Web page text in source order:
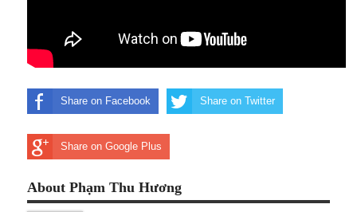
Share on Facebook Share on Twitter
Share on Google Plus
About Phạm Thu Hương